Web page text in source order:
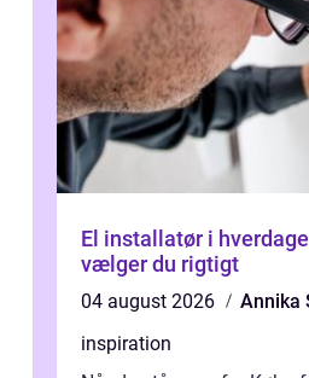
El installatør i
vælger du rigtigt
04 august 2026
Annika
inspiration